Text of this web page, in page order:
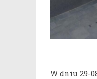
W dniu 29-